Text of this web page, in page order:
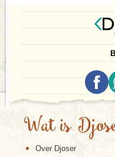
Wat is
Over Djoser